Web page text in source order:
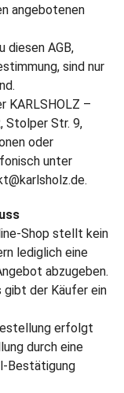
angebotenen
diesen AGB,
sind nur
KARLSHOLZ –
Stolper Str. 9,
oder
unter
Shop stellt kein
lediglich eine
abzugeben.
der Käufer ein
erfolgt
durch eine
Bestätigung